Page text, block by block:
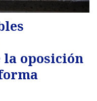
oposición